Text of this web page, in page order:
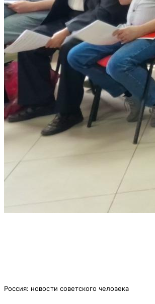
Россия: новости советского человека